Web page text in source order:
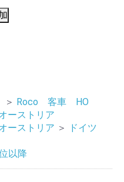
＞ Roco 客車 HO
ーストリア
ーストリア ＞
ドイツ
以降